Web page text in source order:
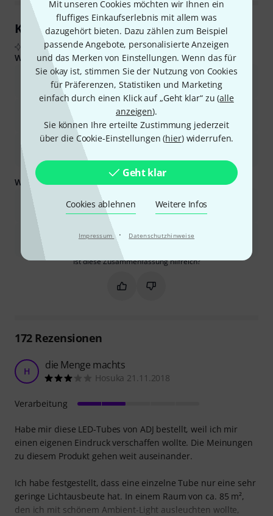
Mit unseren Cookies möchten wir Ihnen ein
fluffiges Einkaufserlebnis mit allem was
dazugehört bieten. Dazu zählen zum Beispiel
passende Angebote, personalisierte Anzeigen
und das Merken von Einstellungen. Wenn das für
Sie okay ist, stimmen Sie der Nutzung von Cookies
für Präferenzen, Statistiken und Marketing
einfach durch einen Klick auf „Geht klar“ zu (alle
anzeigen).
Sie können Ihre erteilte Zustimmung jederzeit
über die Cookie-Einstellungen (hier) widerrufen.
Geht klar
Cookies ablehnen Weitere Infos
Impressum · Datenschutzhinweise
Kundenrezensionen im Überblick
Aus echten Käuferbewertungen, zusammengefasst durch KI
Was Käufern gefiel:
Bietet für seinen Preis eine gute dekorative Beleuchtung und ein
angenehmes Ambiente.
Bietet eine Vielzahl von Farben und Effekten und ist daher
vielseitig für verschiedene Setups einsetzbar.
Einfach zu bedienen und einzurichten, oft mit einer
Was Sie außerdem wissen sollten:
Die Helligkeit ist im Allgemeinen nicht ausreichend für die
Hauptbeleuchtung oder für große Räume.
Die Fernbedienung kann etwas knifflig sein und erfordert eine
genaue Positionierung und präzises Zielen.
Ist diese Zusammenfassung hilfreich?
Markieren Sie diese
Markieren Sie diese
172Rezensionen
H die Menge machts
Hosuka 21.11.2018
Habe mir diese LED-Tubes von ADJ bestellt, weil ich mir
einen eigenen Eindruck verschaffen wollte. Die Meinungen
zu diesem Produkt gehen weit auseinander.
Ich habe festgestellt, dass eine einzelne Tube nur eine sehr
geringe Lichtausbeute hat. In einem Raum von ca. 85 m²,
den ich mit schönem Ambient-Light ausleuchten wollte,
Verarbeitung